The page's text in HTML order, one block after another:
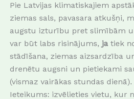
Pie Latvijas klimatiskajiem
ziemas sals, pavasara atkušņi,
augstu izturību pret slimībām
var būt labs risinājums, ja tiek
stādīšana, ziemas aizsardzība
drenētu augsni un pietiekami
(vismaz vairākas stundas dienā).
Ieteikums: izvēlieties vietu, kur